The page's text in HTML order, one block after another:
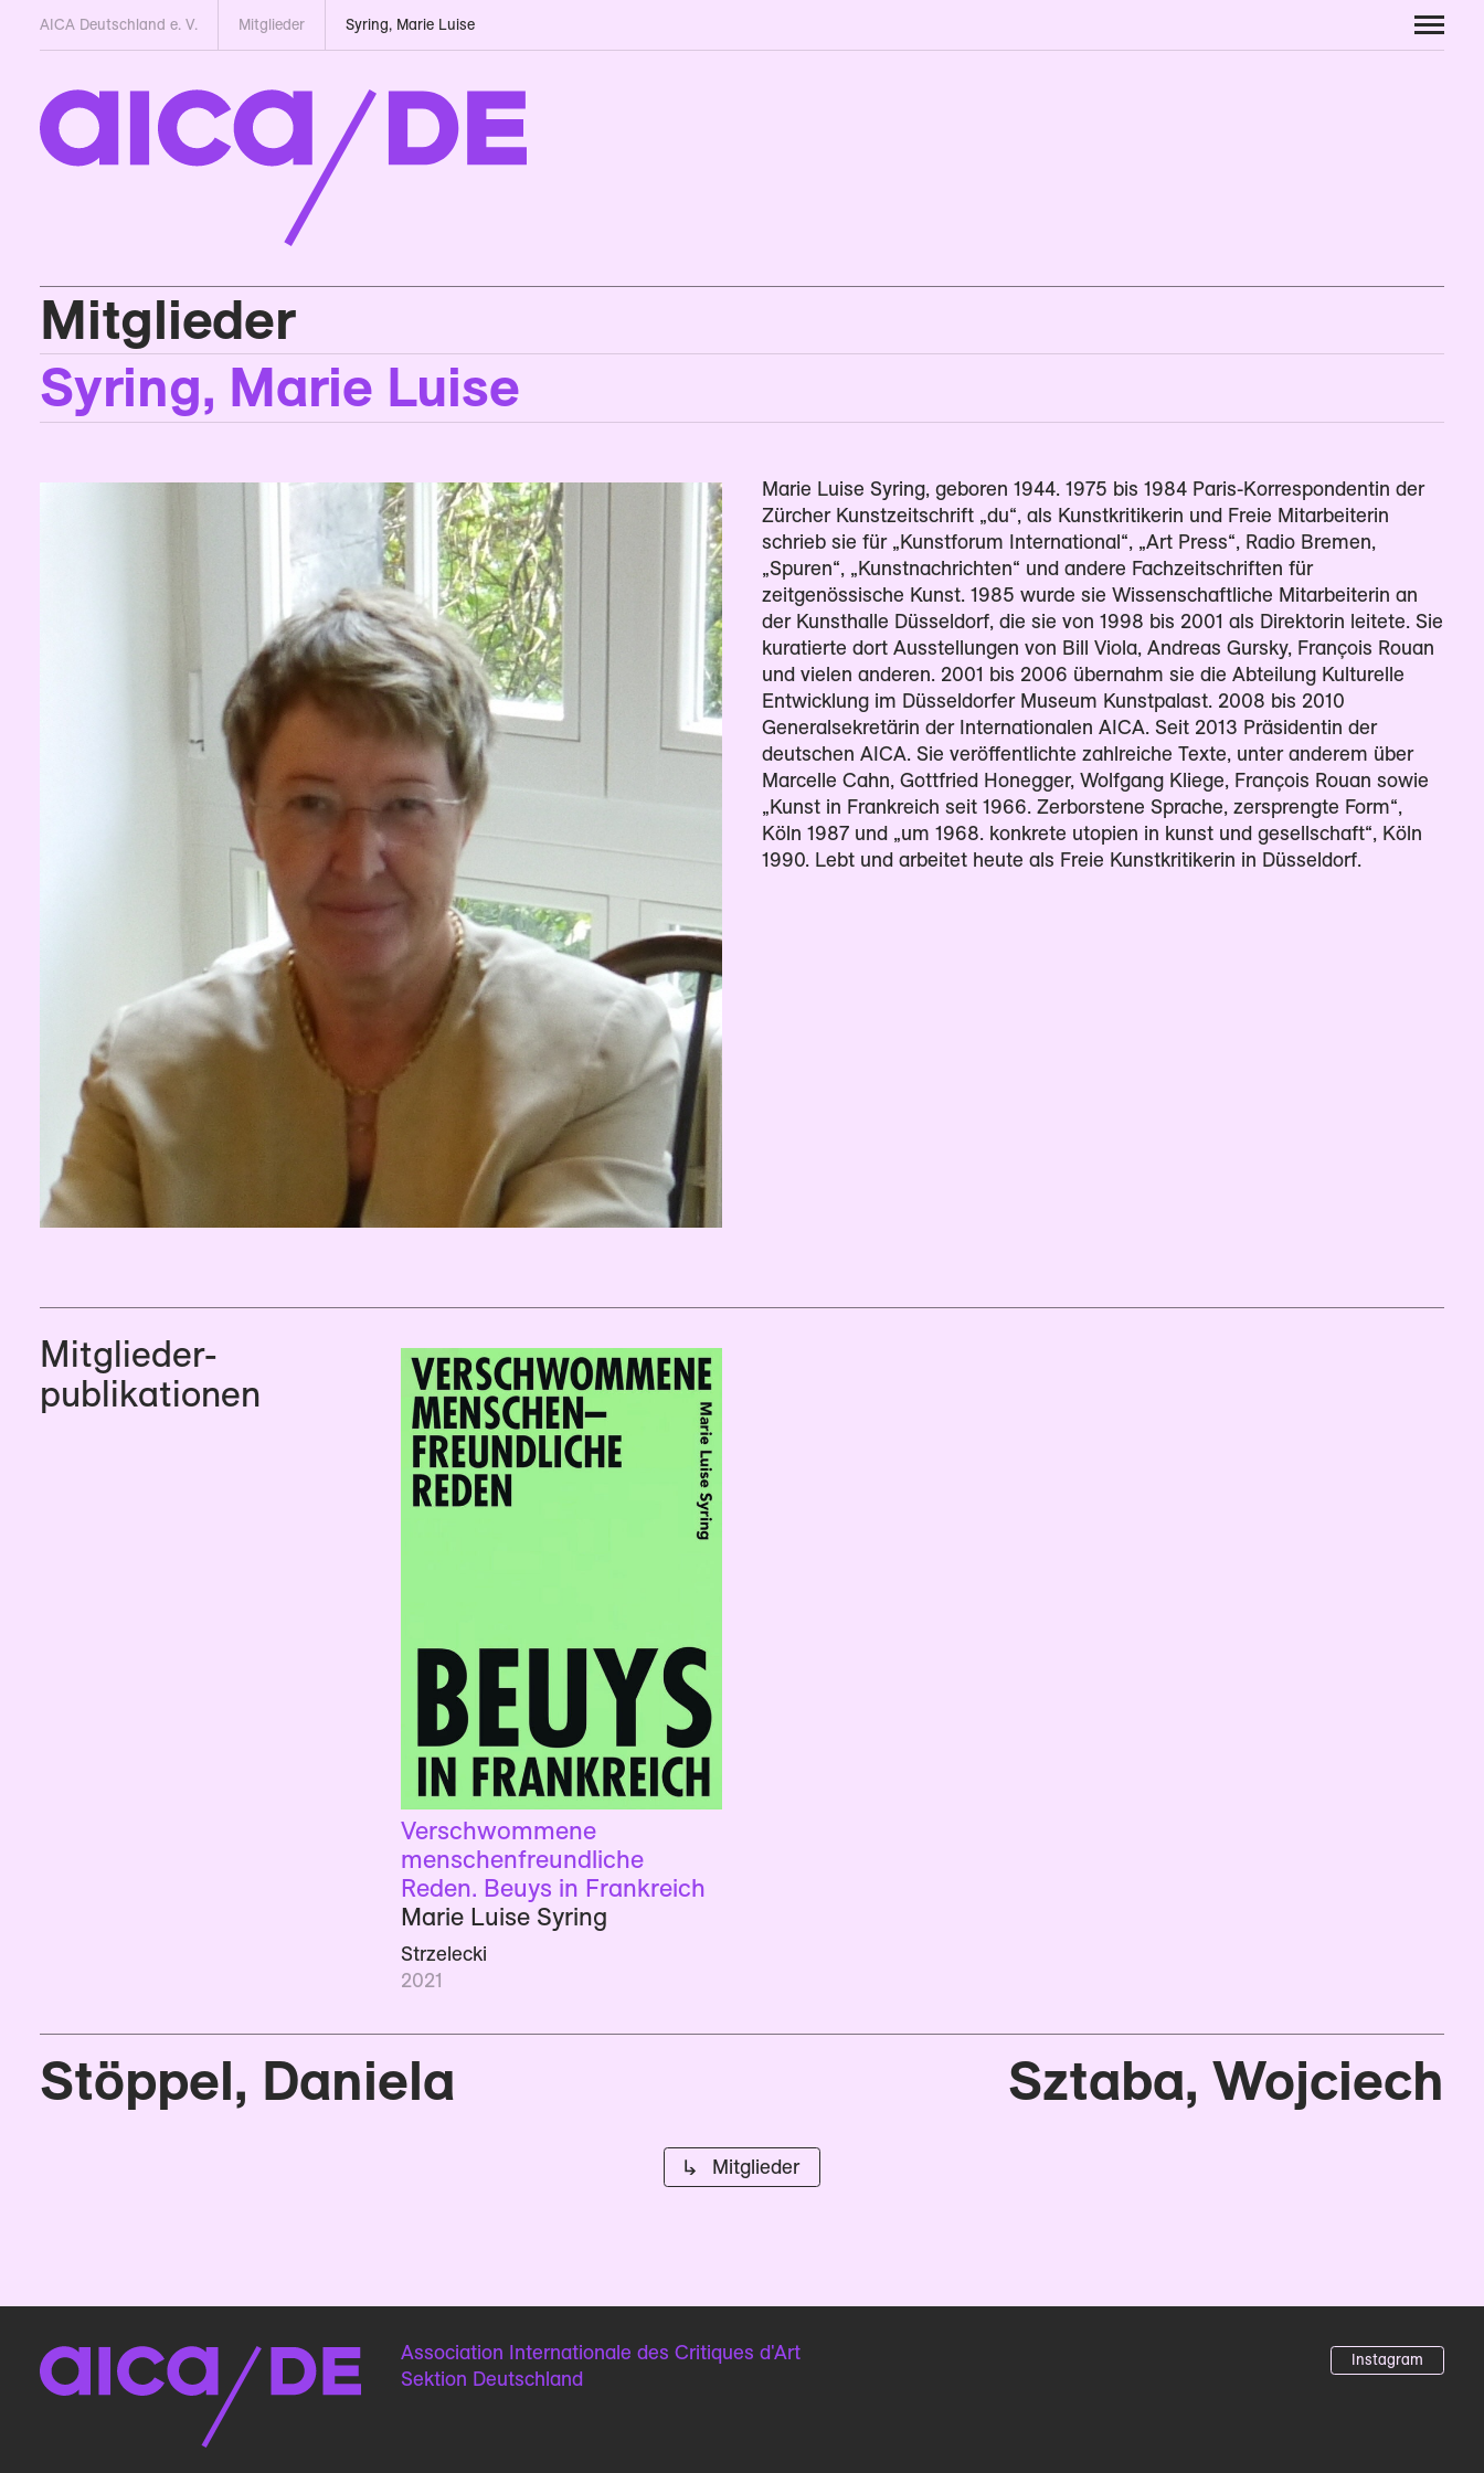
Mitglieder
Syring, Marie Luise
Marie Luise Syring, geboren 1944. 1975 bis 1984 Paris-Korrespondentin der
Zürcher Kunstzeitschrift „du“, als Kunstkritikerin und Freie Mitarbeiterin
schrieb sie für „Kunstforum International“, „Art Press“, Radio Bremen,
„Spuren“, „Kunstnachrichten“ und andere Fachzeitschriften für
zeitgenössische Kunst. 1985 wurde sie Wissenschaftliche Mitarbeiterin an
der Kunsthalle Düsseldorf, die sie von 1998 bis 2001 als Direktorin leitete. Sie
kuratierte dort Ausstellungen von Bill Viola, Andreas Gursky, François Rouan
und vielen anderen. 2001 bis 2006 übernahm sie die Abteilung Kulturelle
Entwicklung im Düsseldorfer Museum Kunstpalast. 2008 bis 2010
Generalsekretärin der Internationalen AICA. Seit 2013 Präsidentin der
deutschen AICA. Sie veröffentlichte zahlreiche Texte, unter anderem über
Marcelle Cahn, Gottfried Honegger, Wolfgang Kliege, François Rouan sowie
„Kunst in Frankreich seit 1966. Zerborstene Sprache, zersprengte Form“,
Köln 1987 und „um 1968. konkrete utopien in kunst und gesellschaft“, Köln
1990. Lebt und arbeitet heute als Freie Kunstkritikerin in Düsseldorf.
Mitglieder­
publikationen
Verschwommene
menschenfreundliche
Reden. Beuys in Frankreich
Marie Luise Syring
Strzelecki
2021
Stöppel, Daniela Sztaba, Wojciech
↳ Mitglieder
AICA Deutschland e. V. Mitglieder Syring, Marie Luise
Association Internationale des Critiques d'Art
Sektion Deutschland
Instagram